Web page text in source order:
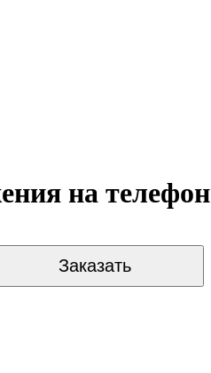
на телефон
Заказать